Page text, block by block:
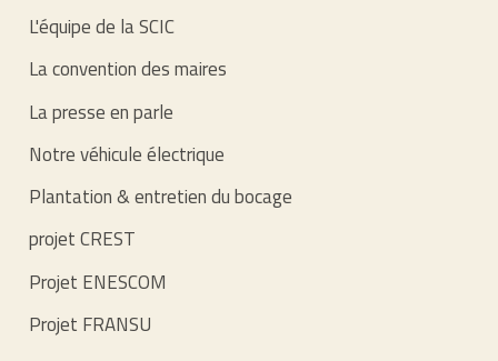
L'équipe de la SCIC
La convention des maires
La presse en parle
Notre véhicule électrique
Plantation & entretien du bocage
projet CREST
Projet ENESCOM
Projet FRANSU